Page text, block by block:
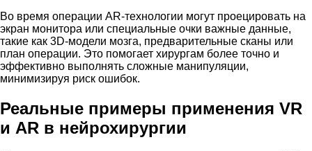
Во время операции AR-технологии могут проецировать на
экран монитора или специальные очки важные данные,
такие как 3D-модели мозга, предварительные сканы или
план операции. Это помогает хирургам более точно и
эффективно выполнять сложные манипуляции,
минимизируя риск ошибок.
Реальные примеры применения VR
и AR в нейрохирургии